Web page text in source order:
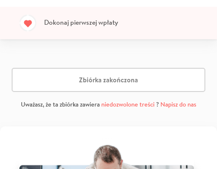
Dokonaj pierwszej wpłaty
Zbiórka zakończona
Uważasz, że ta zbiórka zawiera niedozwolone treści? Napisz do nas